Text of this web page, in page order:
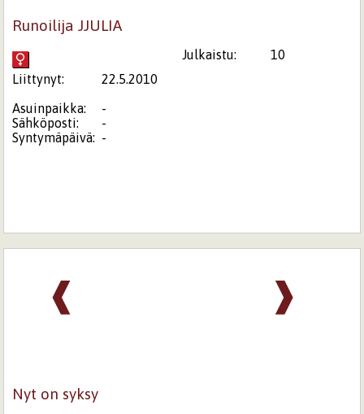
Runoilija JJULIA
Julkaistu:
10
Liittynyt:
22.5.2010
Asuinpaikka:
-
Sähköposti:
-
Syntymäpäivä: -
❱
❰
Nyt on syksy